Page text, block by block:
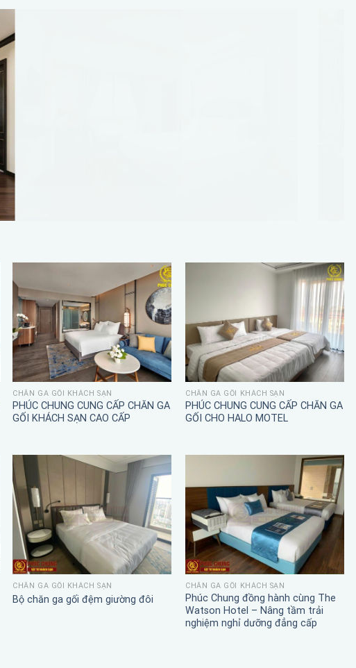
CHĂN GA GỐI KHÁCH SẠN
PHÚC CHUNG CUNG CẤP CHĂN GA
GỐI KHÁCH SẠN CAO CẤP
CHĂN GA GỐI KHÁCH SẠN
PHÚC CHUNG CUNG CẤP CHĂN GA
GỐI CHO HALO MOTEL
CHĂN GA GỐI KHÁCH SẠN
Bộ chăn ga gối đệm giường đôi
CHĂN GA GỐI KHÁCH SẠN
Phúc Chung đồng hành cùng The
Watson Hotel – Nâng tầm trải
nghiệm nghỉ dưỡng đẳng cấp